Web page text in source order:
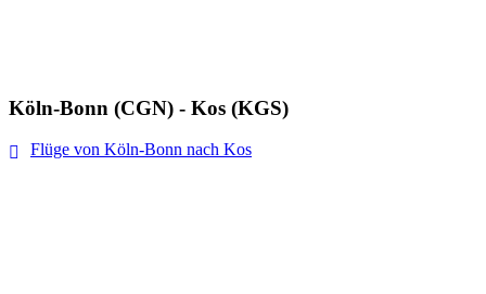
Köln-Bonn (CGN) - Kos (KGS)
Flüge von Köln-Bonn nach Kos